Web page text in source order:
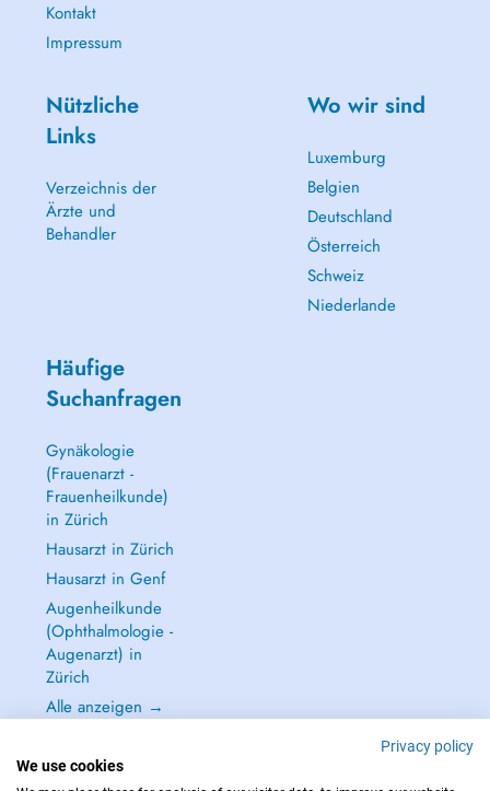
Kontakt
Impressum
Nützliche
Links
Verzeichnis der
Ärzte und
Behandler
Wo wir sind
Luxemburg
Belgien
Deutschland
Österreich
Schweiz
Niederlande
Häufige
Suchanfragen
Gynäkologie
(Frauenarzt -
Frauenheilkunde)
in Zürich
Hausarzt in Zürich
Hausarzt in Genf
Augenheilkunde
(Ophthalmologie -
Augenarzt) in
Zürich
Alle anzeigen →
Privacy policy
We use cookies